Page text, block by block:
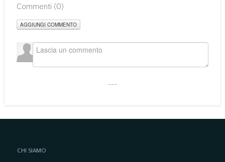
Commenti (0)
AGGIUNGI COMMENTO
CHI SIAMO